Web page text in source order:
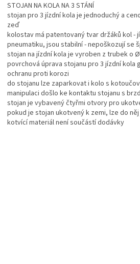
STOJAN NA KOLA NA 3 STÁNÍ
stojan pro 3 jízdní kola je jednoduchý a
zeď
kolostav má patentovaný tvar držáků kol -
pneumatiku, jsou stabilní - nepoškozují se
stojan na jízdní kola je vyroben z trubek o
povrchová úprava stojanu pro 3 jízdní kola
ochranu proti korozi
do stojanu lze zaparkovat i kolo s
manipulaci došlo ke kontaktu stojanu s
stojan je vybavený čtyřmi otvory pro
pokud je stojan ukotvený k zemi, lze do
kotvící materiál není součástí dodávky